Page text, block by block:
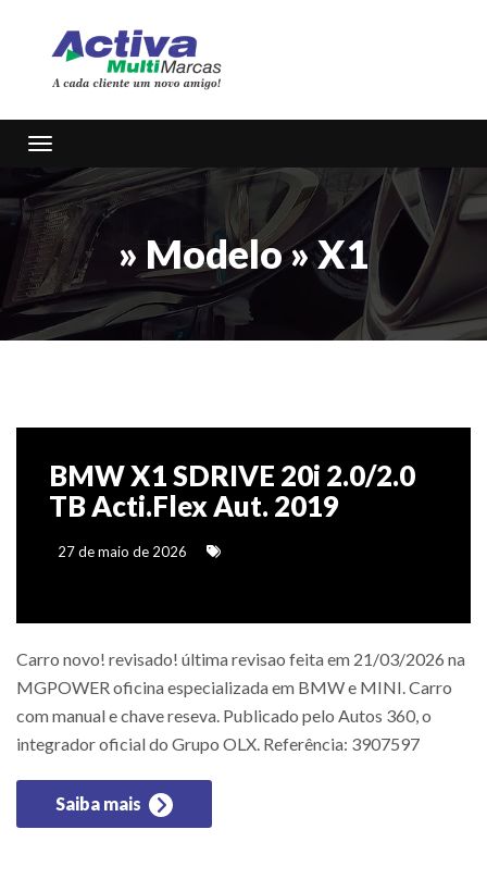
Toggle navigation
» Modelo » X1
BMW X1 SDRIVE 20i 2.0/2.0
TB Acti.Flex Aut. 2019
27 de maio de 2026
Carro novo! revisado! última revisao feita em 21/03/2026 na
MGPOWER oficina especializada em BMW e MINI. Carro
com manual e chave reseva. Publicado pelo Autos 360, o
integrador oficial do Grupo OLX. Referência: 3907597
Saiba mais